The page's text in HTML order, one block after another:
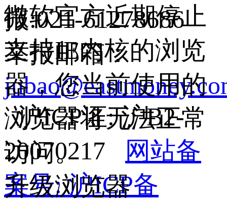
报:021-61278686
举报邮箱：
沪ICP证: 沪B2-
20070217
网站备
案号: 沪ICP备
微软官方近期停止
支持IE内核的浏览
器，您当前使用的
浏览器将无法正常
访问。
升级浏览器